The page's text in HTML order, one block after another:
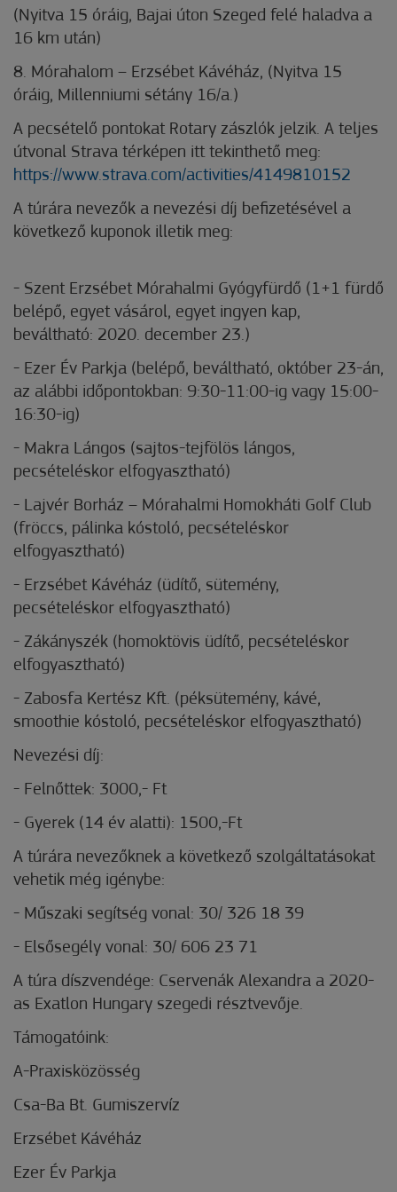
(Nyitva 15 óráig, Bajai úton Szeged felé haladva a
16 km után)
8. Mórahalom – Erzsébet Kávéház, (Nyitva 15
óráig, Millenniumi sétány 16/a.)
A pecsételő pontokat Rotary zászlók jelzik. A teljes
útvonal Strava térképen itt tekinthető meg:
https://www.strava.com/activities/4149810152
A túrára nevezők a nevezési díj befizetésével a
következő kuponok illetik meg:
- Szent Erzsébet Mórahalmi Gyógyfürdő (1+1 fürdő
belépő, egyet vásárol, egyet ingyen kap,
beváltható: 2020. december 23.)
- Ezer Év Parkja (belépő, beváltható, október 23-án,
az alábbi időpontokban: 9:30-11:00-ig vagy 15:00-
16:30-ig)
- Makra Lángos (sajtos-tejfölös lángos,
pecsételéskor elfogyasztható)
- Lajvér Borház – Mórahalmi Homokháti Golf Club
(fröccs, pálinka kóstoló, pecsételéskor
elfogyasztható)
- Erzsébet Kávéház (üdítő, sütemény,
pecsételéskor elfogyasztható)
- Zákányszék (homoktövis üdítő, pecsételéskor
elfogyasztható)
- Zabosfa Kertész Kft. (péksütemény, kávé,
smoothie kóstoló, pecsételéskor elfogyasztható)
Nevezési díj:
- Felnőttek: 3000,- Ft
- Gyerek (14 év alatti): 1500,-Ft
A túrára nevezőknek a következő szolgáltatásokat
vehetik még igénybe:
- Műszaki segítség vonal: 30/ 326 18 39
- Elsősegély vonal: 30/ 606 23 71
A túra díszvendége: Cservenák Alexandra a 2020-
as Exatlon Hungary szegedi résztvevője.
Támogatóink:
A-Praxisközösség
Csa-Ba Bt. Gumiszervíz
Erzsébet Kávéház
Ezer Év Parkja